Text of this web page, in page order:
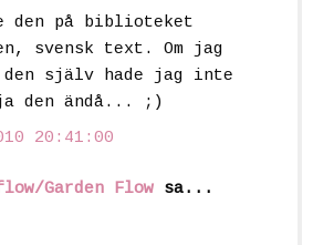
den på biblioteket
svensk text. Om jag
den själv hade jag inte
den ändå... ;)
20:41:00
Garden Flow sa...